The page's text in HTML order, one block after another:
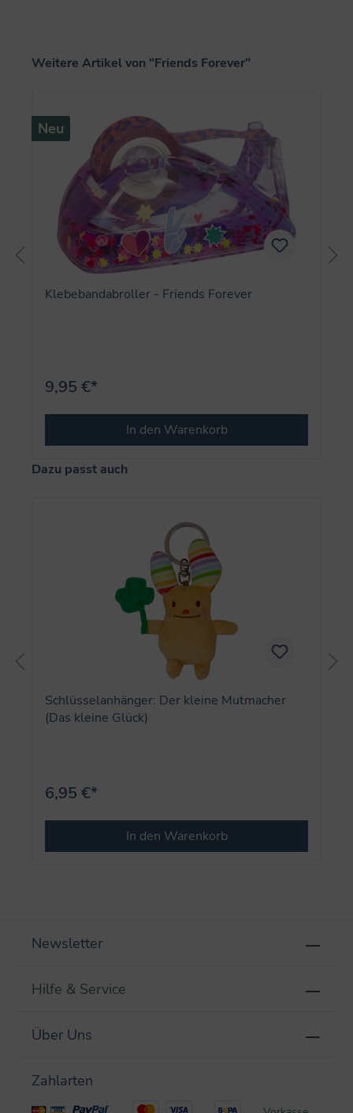
Produktgalerie überspringen
Weitere Artikel von "Friends Forever"
Neu
Klebebandabroller - Friends Forever
9,95 €*
In den Warenkorb
Produktgalerie überspringen
Dazu passt auch
Schlüsselanhänger: Der kleine Mutmacher
(Das kleine Glück)
6,95 €*
In den Warenkorb
Newsletter
Hilfe & Service
Über Uns
Zahlarten